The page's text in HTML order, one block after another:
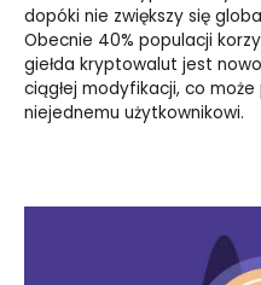
dopóki nie zwiększy się
Obecnie 40% populacji
giełda kryptowalut jest
ciągłej modyfikacji, co
niejednemu użytkownikowi.